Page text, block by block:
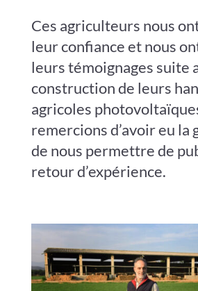
Ces agriculteurs nous
leur confiance et nous
leurs témoignages suite
construction de leurs
agricoles
remercions d’avoir eu la
de nous permettre de
retour d’expérience.